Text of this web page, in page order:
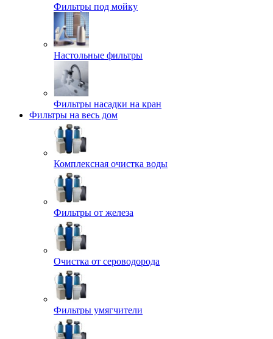
Фильтры под мойку
Настольные фильтры
Фильтры насадки на кран
Фильтры на весь дом
Комплексная очистка воды
Фильтры от железа
Очистка от сероводорода
Фильтры умягчители